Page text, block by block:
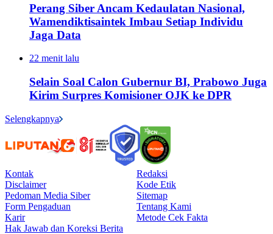
Perang Siber Ancam Kedaulatan Nasional,
Wamendiktisaintek Imbau Setiap Individu
Jaga Data
22 menit lalu
Selain Soal Calon Gubernur BI, Prabowo Juga
Kirim Surpres Komisioner OJK ke DPR
Selengkapnya
Kontak
Redaksi
Disclaimer
Kode Etik
Pedoman Media Siber
Sitemap
Form Pengaduan
Tentang Kami
Karir
Metode Cek Fakta
Hak Jawab dan Koreksi Berita